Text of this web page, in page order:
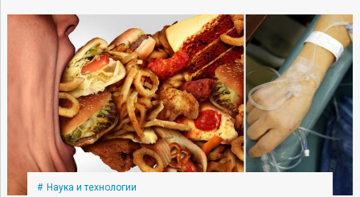
Наука и технологии